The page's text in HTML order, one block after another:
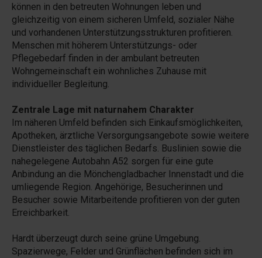
können in den betreuten Wohnungen leben und
gleichzeitig von einem sicheren Umfeld, sozialer Nähe
und vorhandenen Unterstützungsstrukturen profitieren.
Menschen mit höherem Unterstützungs- oder
Pflegebedarf finden in der ambulant betreuten
Wohngemeinschaft ein wohnliches Zuhause mit
individueller Begleitung.
Zentrale Lage mit naturnahem Charakter
Im näheren Umfeld befinden sich Einkaufsmöglichkeiten,
Apotheken, ärztliche Versorgungsangebote sowie weitere
Dienstleister des täglichen Bedarfs. Buslinien sowie die
nahegelegene Autobahn A52 sorgen für eine gute
Anbindung an die Mönchengladbacher Innenstadt und die
umliegende Region. Angehörige, Besucherinnen und
Besucher sowie Mitarbeitende profitieren von der guten
Erreichbarkeit.
Hardt überzeugt durch seine grüne Umgebung.
Spazierwege, Felder und Grünflächen befinden sich im